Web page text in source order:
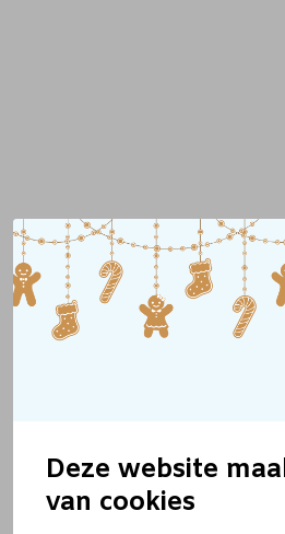
Deze website
van cookies